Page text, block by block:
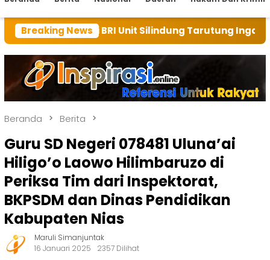
Breaking News
BRI Unit Silindung Tarutung Ingatkan Kebaikan
Beranda Berita
Guru SD Negeri 078481 Uluna’ai
Hiligo’o Laowo Hilimbaruzo di
Periksa Tim dari Inspektorat,
BKPSDM dan Dinas Pendidikan
Kabupaten Nias
Maruli Simanjuntak
16 Januari 2025
2357 Dilihat